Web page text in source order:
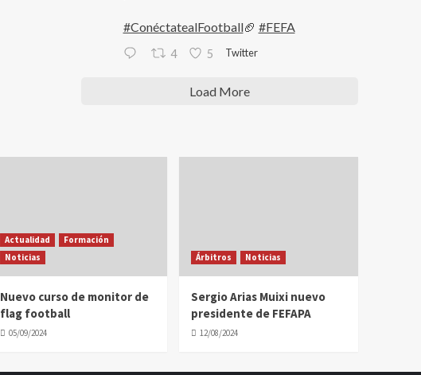
#ConéctatealFootball🏈 #FEFA
4 5 Twitter
Load More
Actualidad
Formación
Noticias
Nuevo curso de monitor de
flag football
05/09/2024
Árbitros Noticias
Sergio Arias Muixi nuevo
presidente de FEFAPA
12/08/2024